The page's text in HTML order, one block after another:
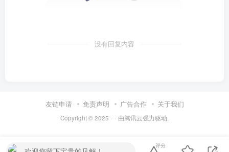
没有回复内容
友链申请 免责声明 广告合作 关于我们
Copyright © 2025 · · 由腾讯云强力驱动.
评分